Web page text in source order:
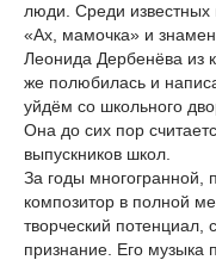
люди. Среди известных
«Ах, мамочка» и
Леонида Дербенёва из
же полюбилась и
уйдём со школьного
Она до сих пор
выпускников школ.
За годы многогранной,
композитор в полной
творческий потенциал,
признание. Его музыка